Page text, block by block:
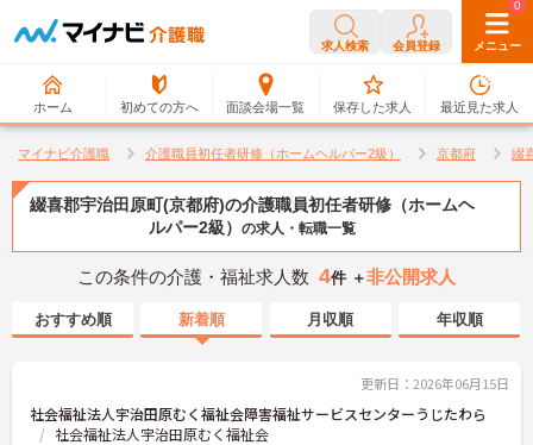
求人検索 会員登録 メニュー
ホーム 初めての方へ 面談会場一覧
0
保存した求人
0
最近見た求人
マイナビ介護職 介護職員初任者研修（ホームヘルパー2級） 京都府 綴
綴喜郡宇治田原町(京都府)の介護職員初任者研修（ホームヘ
ルパー2級） の求人・転職一覧
この条件の介護・福祉求人数 4件 ＋非公開求人
おすすめ順 新着順 月収順 年収順
更新日：2026年06月15日
社会福祉法人宇治田原むく福祉会障害福祉サービスセンターうじたわら
社会福祉法人宇治田原むく福祉会